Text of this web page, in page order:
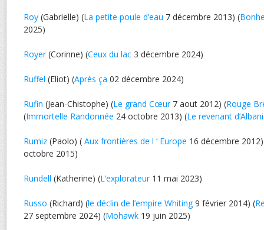
Roy (Gabrielle) (La petite poule d’eau 7 décembre 2013) (
2025)
Royer(Corinne) (Ceux du lac 3 décembre 2024)
Ruffel (Eliot) (Après ça 02 décembre 2024)
Rufin (Jean-Chistophe) (Le grand Cœur7 aout 2012) (Rouge
(Immortelle Randonnée 24 octobre 2013) (Le revenant
Rumiz (Paolo) ( Aux frontières de l ‘ Europe 16 décembre
octobre 2015)
Rundell (Katherine) (L’explorateur11 mai 2023)
Russo (Richard) (le déclin de l’empire Whiting9 février 2014) (
27 septembre 2024) (Mohawk 19 juin 2025)